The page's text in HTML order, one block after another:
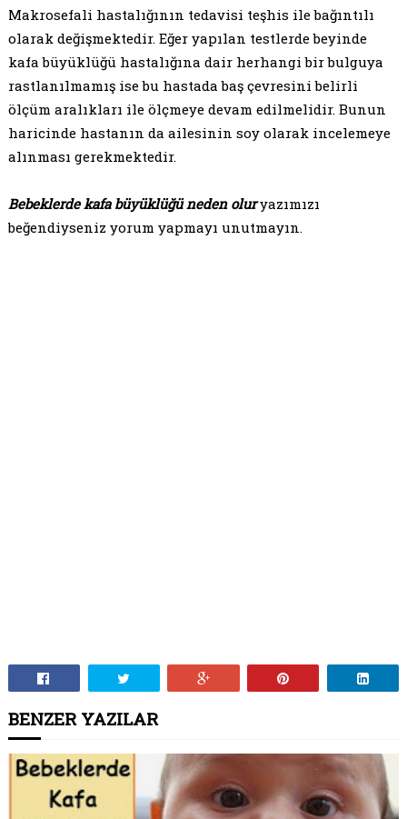
Makrosefali hastalığının tedavisi teşhis ile bağıntılı
olarak değişmektedir. Eğer yapılan testlerde beyinde
kafa büyüklüğü hastalığına dair herhangi bir bulguya
rastlanılmamış ise bu hastada baş çevresini belirli
ölçüm aralıkları ile ölçmeye devam edilmelidir. Bunun
haricinde hastanın da ailesinin soy olarak incelemeye
alınması gerekmektedir.
Bebeklerde kafa büyüklüğü neden oluryazımızı
beğendiyseniz yorum yapmayı unutmayın.
BENZER YAZILAR